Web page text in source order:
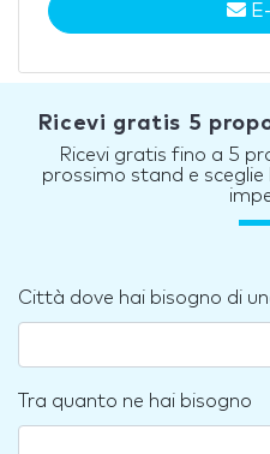
Ricevi gratis 5
Ricevi gratis fino a 5
prossimo stand e
Città dove hai bisogno di
Tra quanto ne hai bisogno